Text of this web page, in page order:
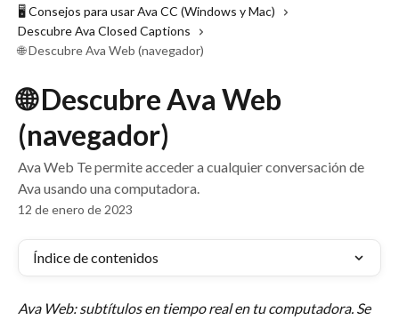
🖥 Consejos para usar Ava CC (Windows y Mac)
Descubre Ava Closed Captions
🌐 Descubre Ava Web (navegador)
🌐 Descubre Ava Web
(navegador)
Ava Web Te permite acceder a cualquier conversación de
Ava usando una computadora.
12 de enero de 2023
Índice de contenidos
Ava Web: subtítulos en tiempo real en tu computadora. Se